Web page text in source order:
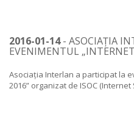
2016-01-14- ASOCIAȚIA
EVENIMENTUL
Asociația Interlan a participat la
2016” organizat de ISOC